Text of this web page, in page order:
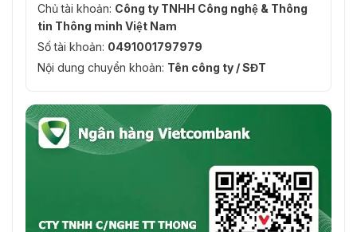
Chủ tài khoản: Công ty TNHH Công nghệ & Thông
tin Thông minh Việt Nam
Số tài khoản: 0491001797979
Nội dung chuyển khoản: Tên công ty / SĐT